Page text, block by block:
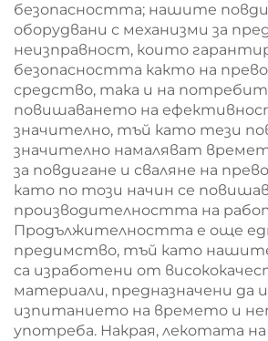
безопасността; нашите
оборудвани с механизми за
неизправност, които
безопасността както на
средство, така и на
повишаването на
значително, тъй като тези
значително намаляват
за повдигане и сваляне на
като по този начин се
производителността на
Продължителността е още
предимство, тъй като
са изработени от
материали, предназначени да
изпитанието на времето и
употреба. Накрая, лекотата